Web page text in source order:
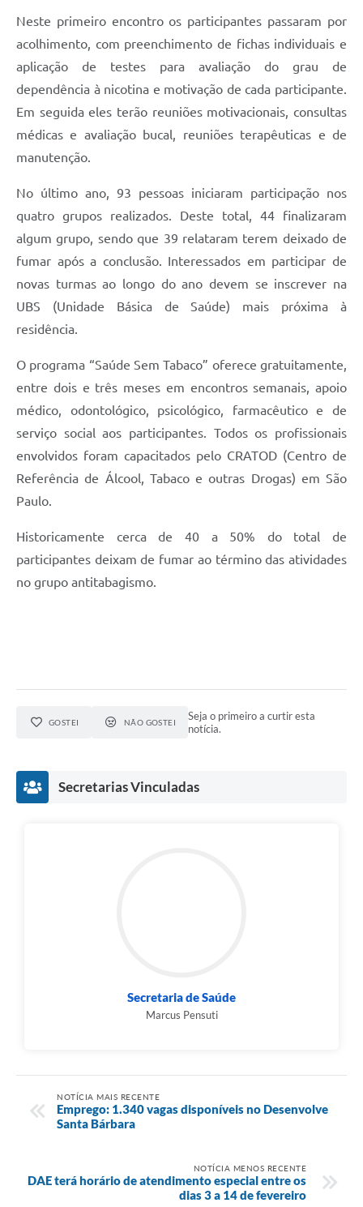
Legislação
Links
Enquete
Jornal
Contato
Plano Municipal de Segurança Pública
Plano de Contratações Anuais
Neste primeiro encontro os participantes passaram por
acolhimento, com preenchimento de fichas individuais e
aplicação de testes para avaliação do grau de
dependência à nicotina e motivação de cada participante.
Em seguida eles terão reuniões motivacionais, consultas
médicas e avaliação bucal, reuniões terapêuticas e de
manutenção.
No último ano, 93 pessoas iniciaram participação nos
quatro grupos realizados. Deste total, 44 finalizaram
algum grupo, sendo que 39 relataram terem deixado de
fumar após a conclusão. Interessados em participar de
novas turmas ao longo do ano devem se inscrever na
UBS (Unidade Básica de Saúde) mais próxima à
residência.
O programa “Saúde Sem Tabaco” oferece gratuitamente,
entre dois e três meses em encontros semanais, apoio
médico, odontológico, psicológico, farmacêutico e de
serviço social aos participantes. Todos os profissionais
envolvidos foram capacitados pelo CRATOD (Centro de
Referência de Álcool, Tabaco e outras Drogas) em São
Paulo.
Historicamente cerca de 40 a 50% do total de
participantes deixam de fumar ao término das atividades
no grupo antitabagismo.
GOSTEI NÃO GOSTEI
Seja o primeiro a curtir esta
notícia.
Secretarias Vinculadas
Secretaria de Saúde
Marcus Pensuti
NOTÍCIA MAIS RECENTE
Emprego: 1.340 vagas disponíveis no Desenvolve
Santa Bárbara
NOTÍCIA MENOS RECENTE
DAE terá horário de atendimento especial entre os
dias 3 a 14 de fevereiro